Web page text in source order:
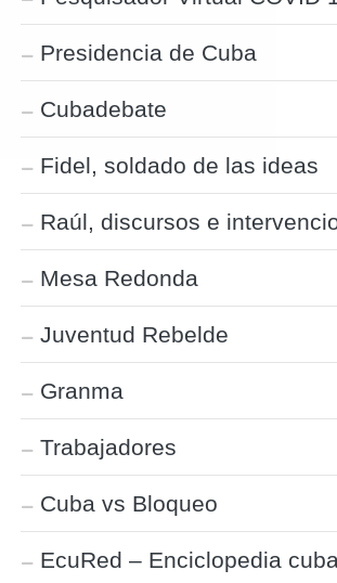
Presidencia de Cuba
Cubadebate
Fidel, soldado de las ideas
Raúl, discursos e
Mesa Redonda
Juventud Rebelde
Granma
Trabajadores
Cuba vs Bloqueo
EcuRed – Enciclopedia